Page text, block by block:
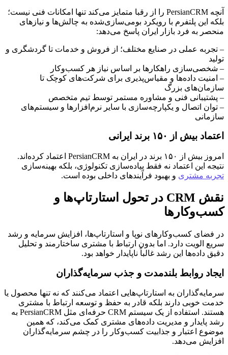
آنچه PersianCRM را از رقبا متمایز می‌کند تنها امکانات فنی نیست؛
بلکه این پلتفرم با رویکرد بومی‌سازی‌شده به چالش‌ها و نیازهای
منحصر به فرد بازار ایران پاسخ می‌دهد:
– تجربه عملی در صنایع مختلف؛ از فروش و خدمات تا گردشگری و
تولید
– شخصی‌سازی راهکارها بر اساس نیاز هر کسب‌وکار
– امنیت داده‌ها و مقیاس‌پذیری برای شرکت‌های کوچک تا
سازمان‌های بزرگ
– پشتیبانی فنی و مشاوره مستمر توسط تیم متخصص
– توان اتصال و یکپارچه‌سازی با سایر نرم‌افزارها و سیستم‌های
سازمانی
اعتماد بیش از ۱۵۰ برند ایرانی
امروز بیش از ۱۵۰ برند در ایران به PersianCRM اعتماد کرده‌اند.
نتیجه این اعتماد نه فقط پیاده‌سازی تکنولوژی، بلکه بهینه‌سازی
تجربه مشتری و بهبود فرآیندهای داخلی بوده است.
نقش CRM در تحول استارتاپ‌ها و
کسب‌وکارها
در فضای کسب‌وکارهای نوپا و استارتاپ‌ها، افزایش سرمایه و رشد
سریع الویت دارد. اما بدون ارتباط با مشتری ساختارمند و تحلیل
دقیق داده‌ها این رشد غالباً ناپایدار خواهد بود.
ایجاد روابط بلندمدت و جذب سرمایه‌گذاران
سرمایه‌گذاران به استارتاپ‌هایی اعتماد می‌کنند که نه تنها محصول یا
خدمت خوبی دارند بلکه قادر به حفظ و توسعه ارتباط با مشتری
هستند. استفاده از یک سیستم CRM حرفه‌ای مثل PersianCRM به
رشد پایدار و مدیریت داده‌های مشتری کمک می‌کند، که همین
موضوع اعتبار و جذابیت کسب‌وکار را در چشم سرمایه‌گذاران
افزایش می‌دهد.